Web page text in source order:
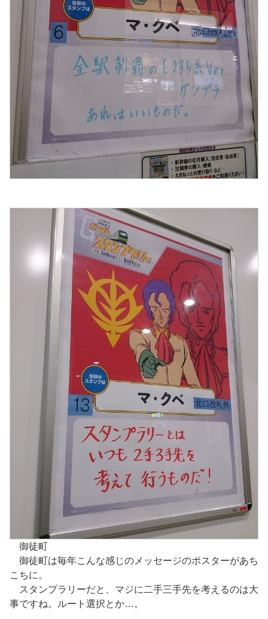
御徒町
御徒町は毎年こんな感じのメッセージのポスターがあち
こちに。
スタンプラリーだと、マジに二手三手先を考えるのは大
事ですね。ルート選択とか…。